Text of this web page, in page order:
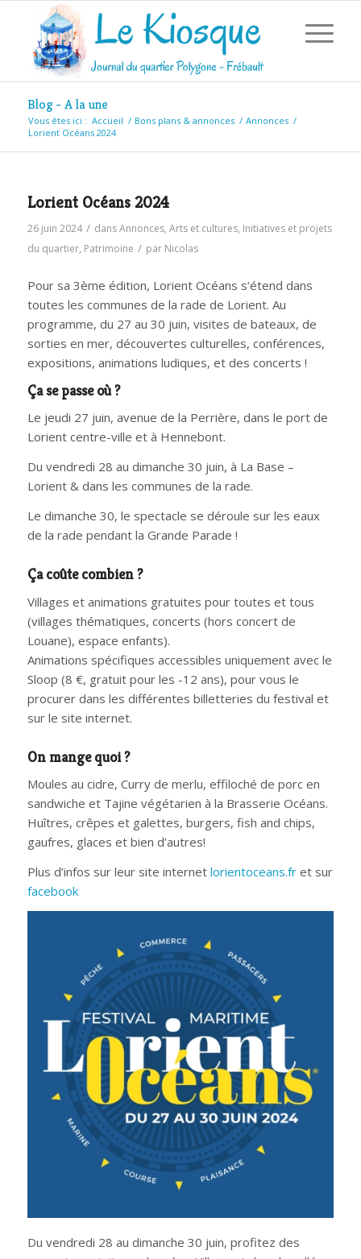
Blog - A la une
Vous êtes ici : Accueil / Bons plans & annonces / Annonces /
Lorient Océans 2024
Lorient Océans 2024
26 juin 2024 / dansAnnonces, Arts et cultures, Initiatives et projets
du quartier, Patrimoine / par Nicolas
Pour sa 3ème édition, Lorient Océans s‘étend dans
toutes les communes de la rade de Lorient. Au
programme, du 27 au 30 juin, visites de bateaux, de
sorties en mer, découvertes culturelles, conférences,
expositions, animations ludiques, et des concerts !
Ça se passe où ?
Le jeudi 27 juin, avenue de la Perrière, dans le port de
Lorient centre-ville et à Hennebont.
Du vendredi 28 au dimanche 30 juin, à La Base –
Lorient & dans les communes de la rade.
Le dimanche 30, le spectacle se déroule sur les eaux
de la rade pendant la Grande Parade !
Ça coûte combien ?
Villages et animations gratuites pour toutes et tous
(villages thématiques, concerts (hors concert de
Louane), espace enfants).
Animations spécifiques accessibles uniquement avec le
Sloop (8 €, gratuit pour les -12 ans), pour vous le
procurer dans les différentes billetteries du festival et
sur le site internet.
On mange quoi ?
Moules au cidre, Curry de merlu, effiloché de porc en
sandwiche et Tajine végétarien à la Brasserie Océans.
Huîtres, crêpes et galettes, burgers, fish and chips,
gaufres, glaces et bien d’autres!
Plus d’infos sur leur site internet lorientoceans.fret sur
facebook
Du vendredi 28 au dimanche 30 juin, profitez des